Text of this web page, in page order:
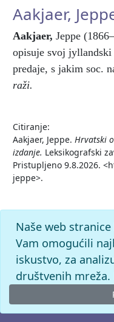
Aakjaer,
Aakjaer, Jeppe
opisuje svoj
predaje, s jakim soc.
raži.
Citiranje:
Aakjaer, Jeppe. Hrvatski
izdanje. Leksikografski
Pristupljeno 9.8.2026.
jeppe>.
Naše web
Vam omogućili
iskustvo, za
društvenih mreža.
© 2026. -Leksikografski